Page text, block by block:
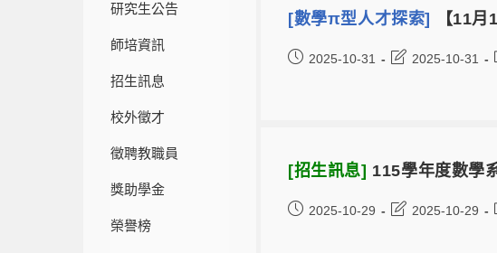
研究生公告
師培資訊
招生訊息
校外徵才
徵聘教職員
獎助學金
榮譽榜
[數學π型人才探索] 【11
2025-10-31 2025-10-31
[招生訊息] 115學年度數學
2025-10-29 2025-10-29